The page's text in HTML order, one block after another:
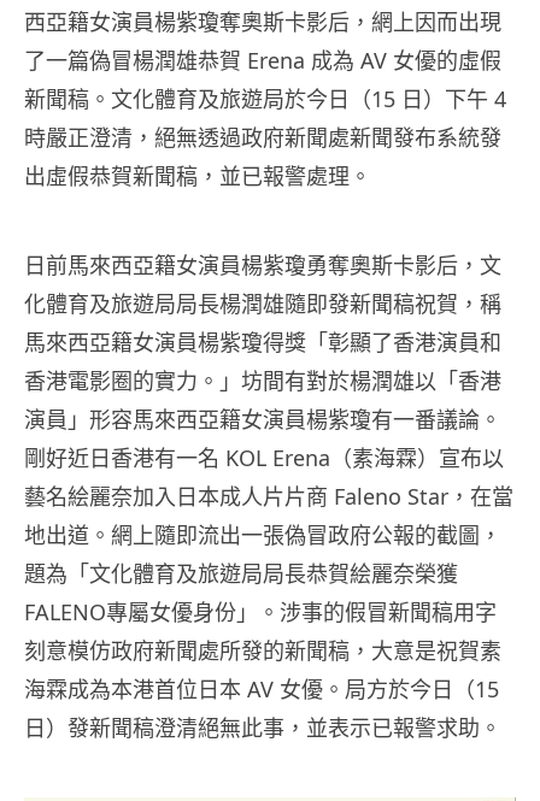
西亞籍女演員楊紫瓊奪奧斯卡影后，網上因而出現
了一篇偽冒楊潤雄恭賀 Erena 成為 AV 女優的虛假
新聞稿。文化體育及旅遊局於今日（15 日）下午 4
時嚴正澄清，絕無透過政府新聞處新聞發布系統發
出虛假恭賀新聞稿，並已報警處理。
日前馬來西亞籍女演員楊紫瓊勇奪奧斯卡影后，​文
化體育及旅遊局局長楊潤雄隨即發新聞稿祝賀，稱
馬來西亞籍女演員楊紫瓊得獎「彰顯了香港演員和
香港電影圈的實力。」坊間有對於楊潤雄以「香港
演員」形容馬來西亞籍女演員楊紫瓊有一番議論。
剛好近日香港有一名 KOL Erena（素海霖）宣布以
藝名絵麗奈加入日本成人片片商 Faleno Star，在當
地出道。網上隨即流出一張偽冒政府公報的截圖，
題為「文化體育及旅遊局局長恭賀絵麗奈榮獲
FALENO專屬女優身份」。涉事的假冒新聞稿用字
刻意模仿政府新聞處所發的新聞稿，大意是祝賀素
海霖成為本港首位日本 AV 女優。局方於今日（15
日）發新聞稿澄清絕無此事，並表示已報警求助。